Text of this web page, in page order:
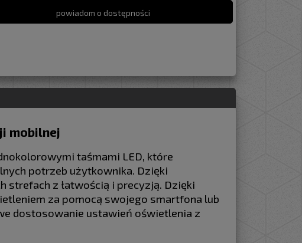
powiadom o dostępności
mobilnej
taśmami LED, które
potrzeb użytkownika. Dzięki
strefach z łatwością i precyzją. Dzięki
za pomocą swojego smartfona lub
dostosowanie ustawień oświetlenia z